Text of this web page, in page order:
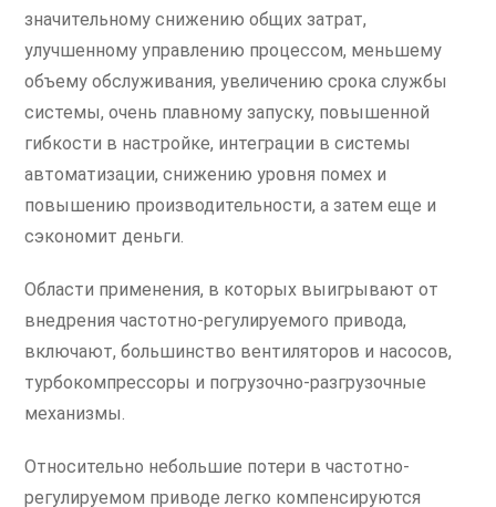
значительному снижению общих затрат,
улучшенному управлению процессом, меньшему
объему обслуживания, увеличению срока службы
системы, очень плавному запуску, повышенной
гибкости в настройке, интеграции в системы
автоматизации, снижению уровня помех и
повышению производительности, а затем еще и
сэкономит деньги.
Области применения, в которых выигрывают от
внедрения частотно-регулируемого привода,
включают, большинство вентиляторов и насосов,
турбокомпрессоры и погрузочно-разгрузочные
механизмы.
Относительно небольшие потери в частотно-
регулируемом приводе легко компенсируются